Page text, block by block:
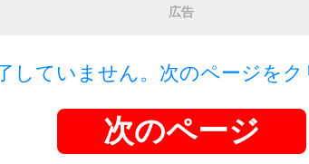
広告
していません。次のページを
次のページ